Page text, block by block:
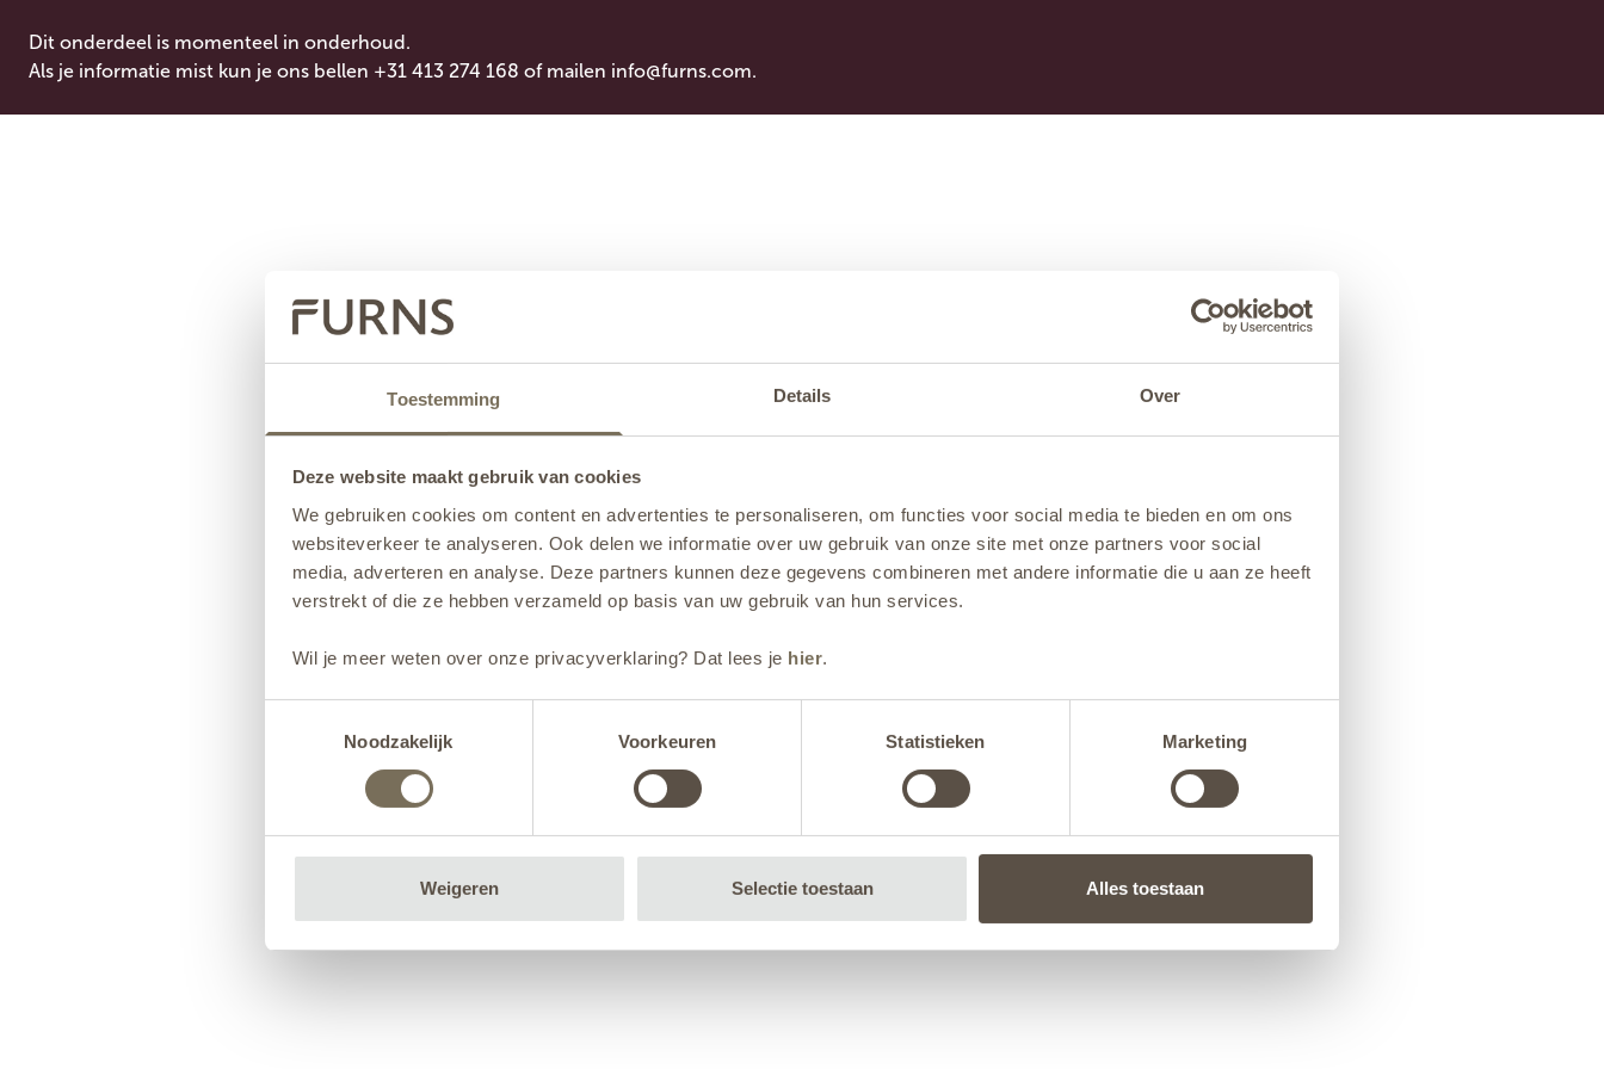
Toestemming Details Over
Deze website maakt gebruik van cookies
We gebruiken cookies om content en advertenties te personaliseren, om functies voor social media te bieden en om ons
websiteverkeer te analyseren. Ook delen we informatie over uw gebruik van onze site met onze partners voor social
media, adverteren en analyse. Deze partners kunnen deze gegevens combineren met andere informatie die u aan ze heeft
verstrekt of die ze hebben verzameld op basis van uw gebruik van hun services.
Wil je meer weten over onze privacyverklaring? Dat lees je hier.
Noodzakelijk
Voorkeuren Statistieken Marketing
Weigeren Selectie toestaan Alles toestaan
Dit onderdeel is momenteel in onderhoud.
Als je informatie mist kun je ons bellen +31 413 274 168 of mailen info@furns.com.